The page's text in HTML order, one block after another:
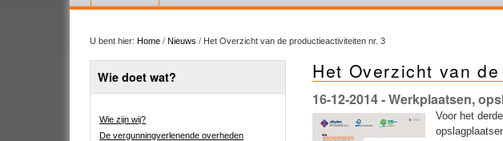
U bent hier: Home / Nieuws / Het Overzicht van de productieactiviteiten nr. 3
Wie doet wat?
Wie zijn wij?
De vergunningverlenende overheden
Het Overzicht van
16-12-2014- Werkplaatsen,
Voor het